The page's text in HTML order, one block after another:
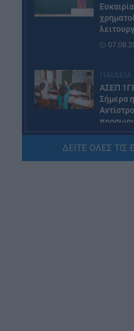
ΑΣΕΠ
Σήμερα
ΔΕΙΤΕ ΟΛΕΣ ΤΙΣ